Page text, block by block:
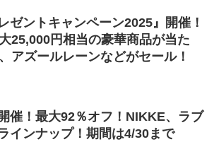
ゼントキャンペーン2025』開催！
25,000円相当の豪華商品が当た
アズールレーンなどがセール！
催！最大92％オフ！NIKKE、ラブ
インナップ！期間は4/30まで